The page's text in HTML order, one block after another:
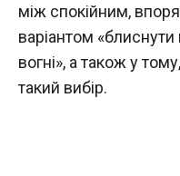
між спокійним,
варіантом «блиснути
вогні», а також у
такий вибір.